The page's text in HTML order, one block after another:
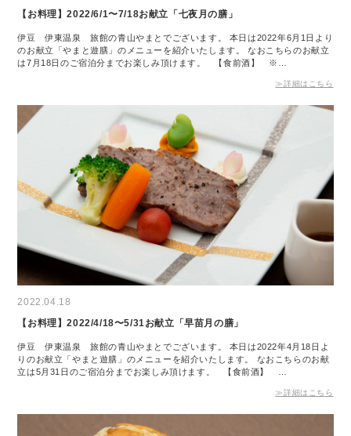
【お料理】2022/6/1〜7/18お献立「七夜月の膳」
伊豆 伊東温泉 旅館の青山やまとでございます。 本日は2022年6月1日より
のお献立「やまと遊膳」のメニューを紹介いたします。 なおこちらのお献立
は7月18日のご宿泊分までお楽しみ頂けます。 【食前酒】 ※…
≫詳細はこちら
2022.04.18
【お料理】2022/4/18〜5/31お献立「早苗月の膳」
伊豆 伊東温泉 旅館の青山やまとでございます。 本日は2022年4月18日よ
りのお献立「やまと遊膳」のメニューを紹介いたします。 なおこちらのお献
立は5月31日のご宿泊分までお楽しみ頂けます。 【食前酒】 …
≫詳細はこちら